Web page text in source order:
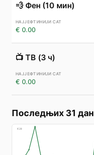
💨 Фен (10 мин)
€ 0.00
📺 ТВ (3 ч)
€ 0.00
Последњих 31 дан
€28